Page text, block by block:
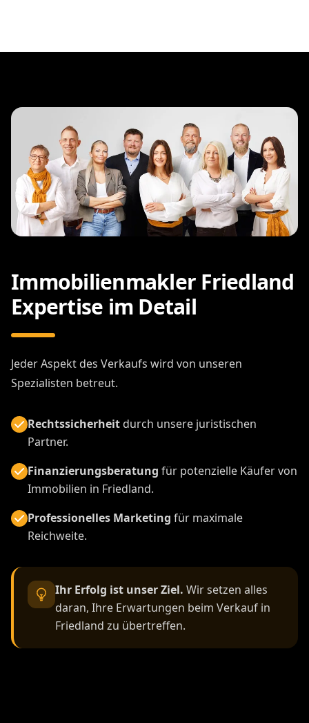
Immobilienmakler Friedland
Expertise im Detail
Jeder Aspekt des Verkaufs wird von unseren
Spezialisten betreut.
Rechtssicherheitdurch unsere juristischen
Partner.
Finanzierungsberatung für potenzielle Käufer von
Immobilien in Friedland.
Professionelles Marketing für maximale
Reichweite.
Ihr Erfolg ist unser Ziel. Wir setzen alles
daran, Ihre Erwartungen beim Verkauf in
Friedland zu übertreffen.